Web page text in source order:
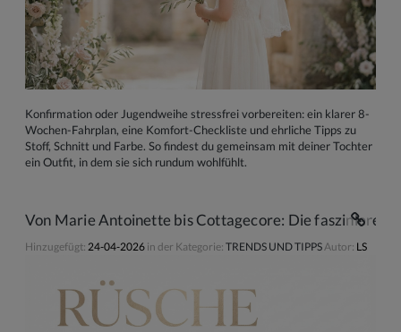
Konfirmation oder Jugendweihe stressfrei vorbereiten: ein klarer 8-
Wochen-Fahrplan, eine Komfort-Checkliste und ehrliche Tipps zu
Stoff, Schnitt und Farbe. So findest du gemeinsam mit deiner Tochter
ein Outfit, in dem sie sich rundum wohlfühlt.
Von Marie Antoinette bis Cottagecore: Die
Hinzugefügt: 24-04-2026 in der Kategorie: TRENDS UND TIPPS Autor: LS